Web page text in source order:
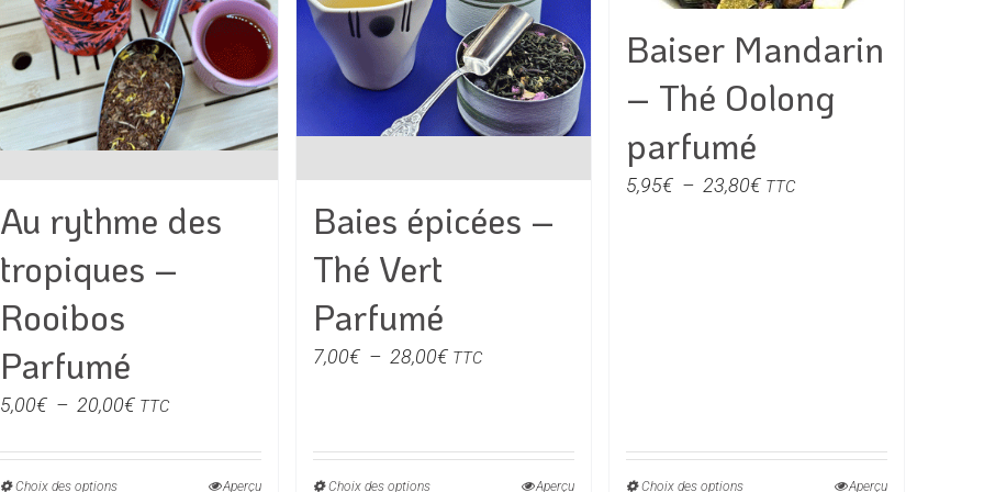
choisies
sur
la
page
du
choisies
sur
la
page
du
choisies
sur
page
du
produit
Au rythme des
tropiques –
Rooibos
Parfumé
5,00€ – 20,00€Plage
prix :
TTC
Choix des options Aperçu
Baies épicées –
Thé Vert
Parfumé
7,00€ – 28,00€Plage
TTC
Choix des options Aperçu
Baiser Mandarin
– Thé Oolong
parfumé
5,95€ – 23,80€Plage
TTC
Choix des options Aperçu